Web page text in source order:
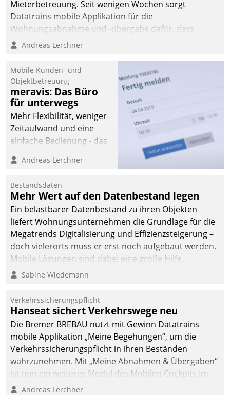
Mieterbetreuung. Seit wenigen Wochen sorgt
Datatrains mobile Applikation für die
Wohnungsabnahme und -übergabe dafür, dass
Mieter wohlgeordnet kommen und, so es sein muss,
Andreas Lerchner
Mobile Kunden- und
Objektbetreuung
meravis: Das Büro
für unterwegs
Mehr Flexibilität, weniger
Zeitaufwand und eine
einfache Bedienung - das
Cockpit für mobile
Datatrain. Die meravis
Wohnungsbau- und
Immobilien GmbH hat
sich dabei für den Betrieb
der Lösung über die SAP
Cloud Platform
entschieden - als erstes
Unternehmen am
Andreas Lerchner
Bestandsdaten
Mehr Wert auf den Datenbestand legen
Ein belastbarer Datenbestand zu ihren Objekten
liefert Wohnungsunternehmen die Grundlage für die
Megatrends Digitalisierung und Effizienzsteigerung –
doch vielerorts muss er erst noch aufgebaut werden.
Mobile Lösungen sind dabei eine große Hilfe.
Sabine Wiedemann
Verkehrssicherungspflicht
Hanseat sichert Verkehrswege neu
Die Bremer BREBAU nutzt mit Gewinn Datatrains
mobile Applikation „Meine Begehungen“, um die
Verkehrssicherungspflicht in ihren Beständen
wahrzunehmen. Mit „Meine Abnahmen & Übergaben“
ist nun ein weiteres Modul des Mobilen Cockpits im
Einsatz.
Andreas Lerchner